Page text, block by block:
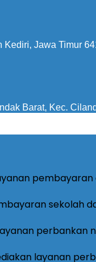
Kediri, Jawa Timur
Barat, Kec.